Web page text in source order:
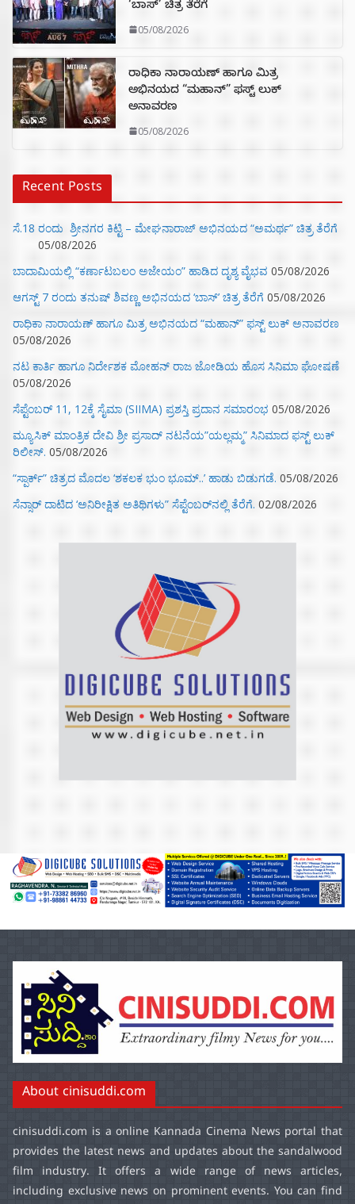
‘ಬಾಸ್’ ಚಿತ್ರ ತೆರೆಗೆ
05/08/2026
ರಾಧಿಕಾ ನಾರಾಯಣ್ ಹಾಗೂ ಮಿತ್ರ
ಅಭಿನಯದ “ಮಹಾನ್” ಫಸ್ಟ್ ಲುಕ್
ಅನಾವರಣ
05/08/2026
Recent Posts
ಸೆ.18 ರಂದು ಶ್ರೀನಗರ ಕಿಟ್ಟಿ – ಮೇಘನಾರಾಜ್ ಅಭಿನಯದ “ಅಮರ್ಥ” ಚಿತ್ರ ತೆರೆಗೆ
05/08/2026
ಬಾದಾಮಿಯಲ್ಲಿ “ಕರ್ಣಾಟಬಲಂ ಅಜೇಯಂ” ಹಾಡಿದ ದೃಶ್ಯ ವೈಭವ 05/08/2026
ಆಗಸ್ಟ್ 7 ರಂದು ತನುಷ್ ಶಿವಣ್ಣ ಅಭಿನಯದ ‘ಬಾಸ್’ ಚಿತ್ರ ತೆರೆಗೆ 05/08/2026
ರಾಧಿಕಾ ನಾರಾಯಣ್ ಹಾಗೂ ಮಿತ್ರ ಅಭಿನಯದ “ಮಹಾನ್” ಫಸ್ಟ್ ಲುಕ್ ಅನಾವರಣ
05/08/2026
ನಟ ಕಾರ್ತಿ ಹಾಗೂ ನಿರ್ದೇಶಕ ಮೋಹನ್ ರಾಜ ಜೋಡಿಯ ಹೊಸ ಸಿನಿಮಾ ಘೋಷಣೆ
05/08/2026
ಸೆಪ್ಟೆಂಬರ್ 11, 12ಕ್ಕೆ ಸೈಮಾ (SIIMA) ಪ್ರಶಸ್ತಿ ಪ್ರದಾನ ಸಮಾರಂಭ 05/08/2026
ಮ್ಯೂಸಿಕ್‌ ಮಾಂತ್ರಿಕ ದೇವಿ ಶ್ರೀ ಪ್ರಸಾದ್ ನಟನೆಯ”ಯಲ್ಲಮ್ಮ” ಸಿನಿಮಾದ ಫಸ್ಟ್‌ ಲುಕ್‌
ರಿಲೀಸ್. 05/08/2026
“ಸ್ಪಾರ್ಕ್” ಚಿತ್ರದ ಮೊದಲ‌ ‘ಶಕಲಕ ಭುಂ‌ ಭೂಮ್..’ ಹಾಡು ಬಿಡುಗಡೆ. 05/08/2026
ಸೆನ್ಸಾರ್ ದಾಟಿದ ‘ಅನಿರೀಕ್ಷಿತ ಅತಿಥಿಗಳು” ಸೆಪ್ಟೆಂಬರ್‌ನಲ್ಲಿ ತೆರೆಗೆ. 02/08/2026
About cinisuddi.com
cinisuddi.com is a online Kannada Cinema News portal that
provides the latest news and updates about the sandalwood
film industry. It offers a wide range of news articles,
including exclusive news on prominent events. You can find